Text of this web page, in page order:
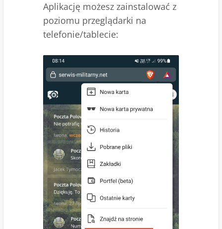
Aplikację możesz zainstalować z
poziomu przeglądarki na
telefonie/tablecie: